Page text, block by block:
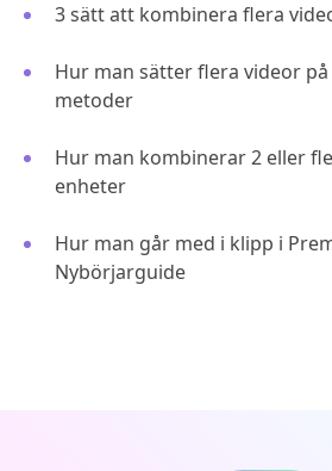
3 sätt att kombinera flera
Hur man sätter flera videor
metoder
Hur man kombinerar 2 eller
enheter
Hur man går med i klipp i
Nybörjarguide